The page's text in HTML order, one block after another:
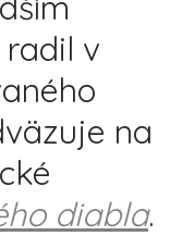
v
na
diabla.